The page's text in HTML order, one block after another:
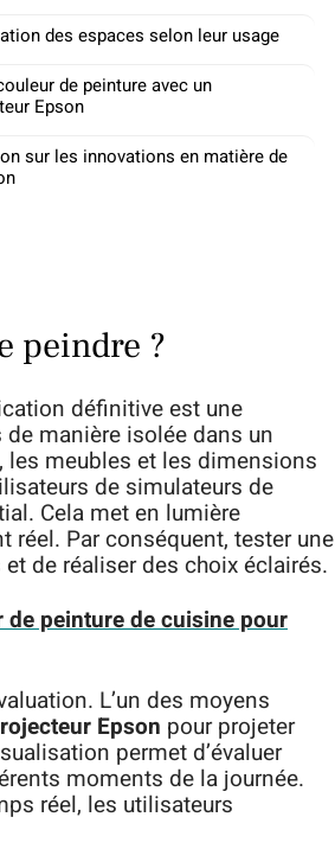
des espaces selon leur usage
de peinture avec un
Epson
sur les innovations en matière de
peindre ?
définitive est une
manière isolée dans un
les meubles et les dimensions
de simulateurs de
Cela met en lumière
réel. Par conséquent, tester une
de réaliser des choix éclairés.
peinture de cuisine pour
L’un des moyens
Epson pour projeter
permet d’évaluer
moments de la journée.
réel, les utilisateurs